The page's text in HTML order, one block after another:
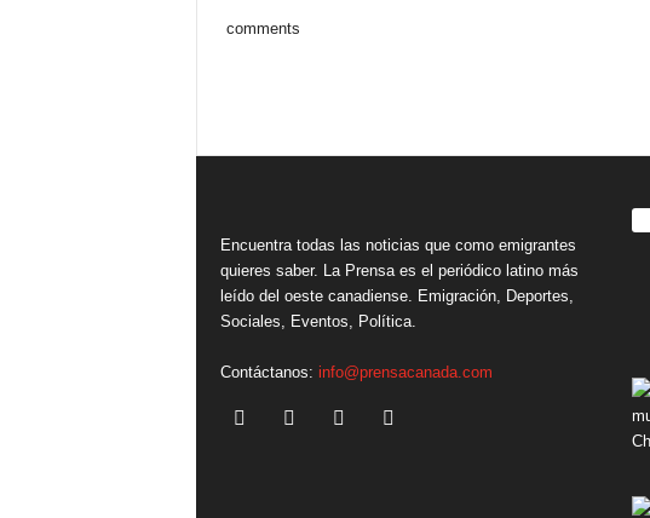
comments
Encuentra todas las noticias que como emigrantes
quieres saber. La Prensa es el periódico latino más
leído del oeste canadiense. Emigración, Deportes,
Sociales, Eventos, Política.
Contáctanos: info@prensacanada.com